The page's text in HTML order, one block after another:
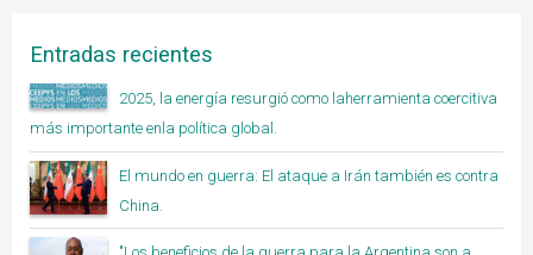
Entradas recientes
2025, la energía resurgió como laherramienta coercitiva
más importante enla política global.
El mundo en guerra: El ataque a Irán también es contra
China.